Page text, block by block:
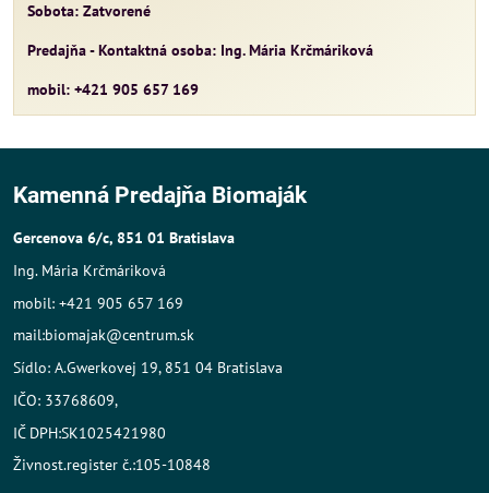
Sobota: Zatvorené
Predajňa - Kontaktná osoba: Ing. Mária Krčmáriková
mobil: +421 905 657 169
Kamenná Predajňa Biomaják
Gercenova 6/c, 851 01 Bratislava
Ing. Mária Krčmáriková
mobil: +421 905 657 169
mail:biomajak@centrum.sk
Sídlo: A.Gwerkovej 19, 851 04 Bratislava
IČO: 33768609,
IČ DPH:SK1025421980
Živnost.register č.:105-10848